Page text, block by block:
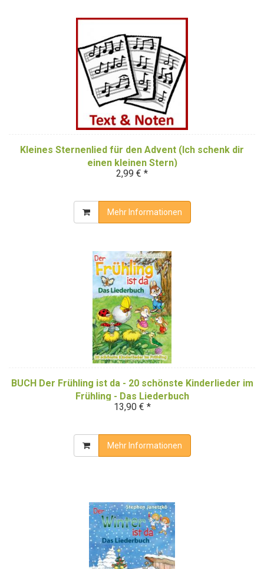
Kleines Sternenlied für den Advent (Ich schenk dir
einen kleinen Stern)
2,99 € *
Mehr Informationen
BUCH Der Frühling ist da - 20 schönste Kinderlieder im
Frühling - Das Liederbuch
13,90 € *
Mehr Informationen